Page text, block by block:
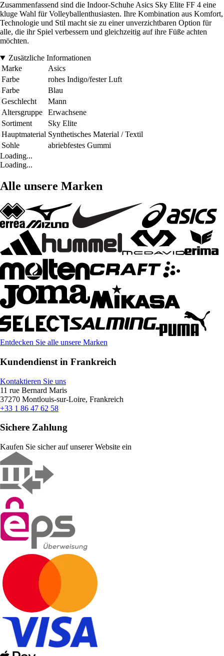
Zusammenfassend sind die Indoor-Schuhe Asics Sky Elite FF 4 eine
kluge Wahl für Volleyballenthusiasten. Ihre Kombination aus Komfort,
Technologie und Stil macht sie zu einer unverzichtbaren Option für
alle, die ihr Spiel verbessern und gleichzeitig auf ihre Füße achten
möchten.
Zusätzliche Informationen
Marke
Asics
Farbe
rohes Indigo/fester Luft
Farbe
Blau
Geschlecht
Mann
Altersgruppe
Erwachsene
Sortiment
Sky Elite
Hauptmaterial Synthetisches Material / Textil
Sohle
abriebfestes Gummi
Loading...
Loading...
Alle unsere Marken
Entdecken Sie alle unsere Marken
Kundendienst in Frankreich
Kontaktieren Sie uns
11 rue Bernard Maris
37270 Montlouis-sur-Loire, Frankreich
+33 1 86 47 62 58
Sichere Zahlung
Kaufen Sie sicher auf unserer Website ein